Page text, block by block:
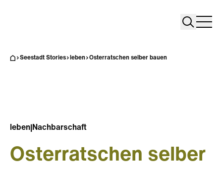
Search
Seestadt Stories leben Osterratschen selber bauen
leben Nachbarschaft
Osterratschen selber